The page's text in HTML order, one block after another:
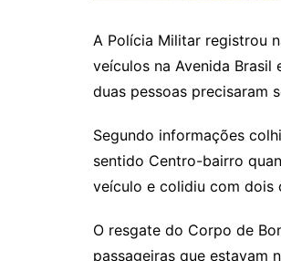
A Polícia Militar registrou
veículos na Avenida
duas pessoas precisaram
Segundo informações
sentido Centro-bairro
veículo e colidiu com dois
O resgate do Corpo de
passageiras que estavam